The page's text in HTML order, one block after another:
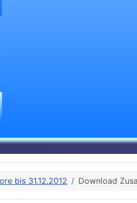
bis 31.12.2012 Download